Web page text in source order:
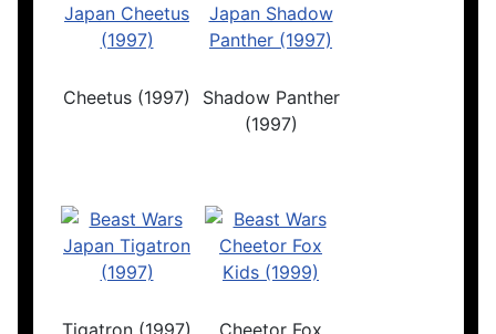
Cheetus (1997)
Shadow Panther
(1997)